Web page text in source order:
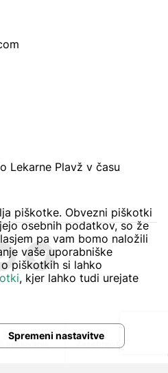
Lekarne Plavž v času
poslovanja Zasebnost in piškoti
piškotke. Obvezni piškotki
osebnih podatkov, so že
pa vam bomo naložili
vaše uporabniške
piškotkih si lahko
, kjer lahko tudi urejate
Spremeni nastavitve